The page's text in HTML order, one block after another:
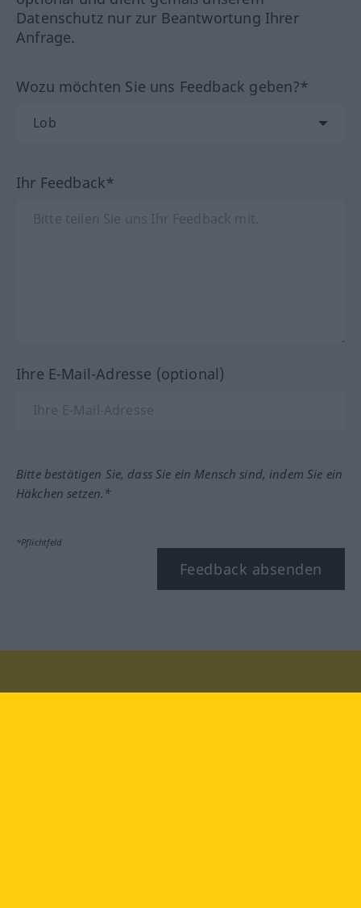
Datenschutz nur zur Beantwortung Ihrer
Anfrage.
Wozu möchten Sie uns Feedback geben?*
Ihr Feedback*
Ihre E-Mail-Adresse (optional)
Bitte bestätigen Sie, dass Sie ein Mensch sind, indem Sie ein
Häkchen setzen.*
*Pflichtfeld
Feedback absenden